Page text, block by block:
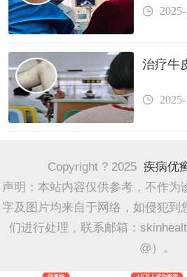
治疗牛
Copyright ? 2025 疾病优
声明：本站内容仅供参考，不作为
字及图片均来自于网络，如侵犯到
们进行处理，联系邮箱：
@）。